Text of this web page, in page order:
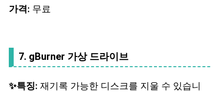
가격: 무료
7. gBurner 가상 드라이브
✨특징: 재기록 가능한 디스크를 지울 수 있습니